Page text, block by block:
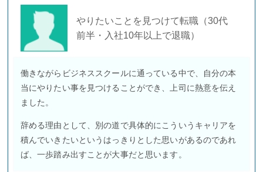
やりたいことを見つけて転職（30代
前半・入社10年以上で退職）
働きながらビジネススクールに通っている中で、自分の本
当にやりたい事を見つけることができ、上司に熱意を伝え
ました。
辞める理由として、別の道で具体的にこういうキャリアを
積んでいきたいというはっきりとした思いがあるのであれ
ば、一歩踏み出すことが大事だと思います。